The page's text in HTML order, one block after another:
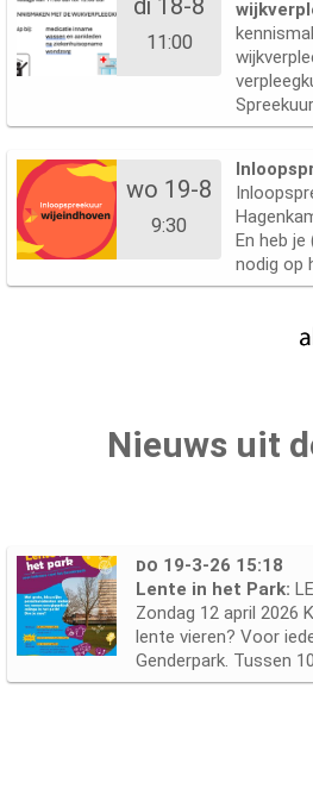
di 18-8
11:00
wo 19-8
9:30
En heb
nodig op
Nieuws uit
do 19-3-26 15:18
Lente in het Park:
Zondag 12 april 2026
lente vieren? Voor
Genderpark. Tussen